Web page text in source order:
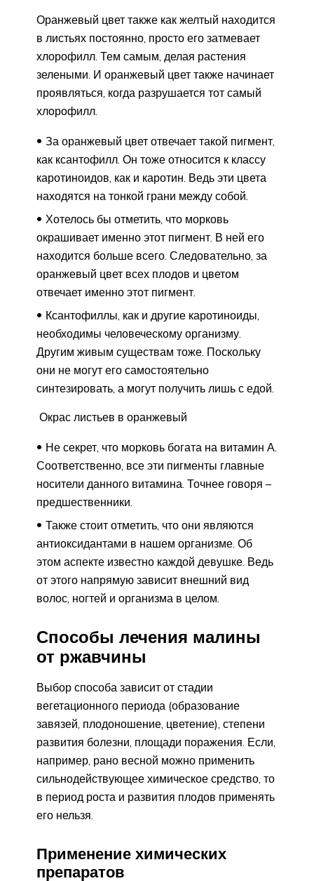
Оранжевый цвет также как желтый находится
в листьях постоянно, просто его затмевает
хлорофилл. Тем самым, делая растения
зелеными. И оранжевый цвет также начинает
проявляться, когда разрушается тот самый
хлорофилл.
За оранжевый цвет отвечает такой пигмент,
как ксантофилл. Он тоже относится к классу
каротиноидов, как и каротин. Ведь эти цвета
находятся на тонкой грани между собой.
Хотелось бы отметить, что морковь
окрашивает именно этот пигмент. В ней его
находится больше всего. Следовательно, за
оранжевый цвет всех плодов и цветом
отвечает именно этот пигмент.
Ксантофиллы, как и другие каротиноиды,
необходимы человеческому организму.
Другим живым существам тоже. Поскольку
они не могут его самостоятельно
синтезировать, а могут получить лишь с едой.
Окрас листьев в оранжевый
Не секрет, что морковь богата на витамин А.
Соответственно, все эти пигменты главные
носители данного витамина. Точнее говоря –
предшественники.
Также стоит отметить, что они являются
антиоксидантами в нашем организме. Об
этом аспекте известно каждой девушке. Ведь
от этого напрямую зависит внешний вид
волос, ногтей и организма в целом.
Способы лечения малины
от ржавчины
Выбор способа зависит от стадии
вегетационного периода (образование
завязей, плодоношение, цветение), степени
развития болезни, площади поражения. Если,
например, рано весной можно применить
сильнодействующее химическое средство, то
в период роста и развития плодов применять
его нельзя.
Применение химических
препаратов